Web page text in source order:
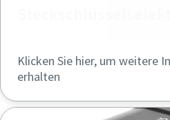
Klicken Sie hier, um weitere
erhalten